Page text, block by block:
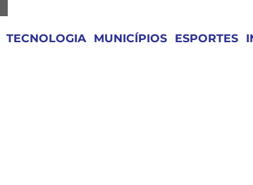
TECNOLOGIA MUNICÍPIOS ESPORTES